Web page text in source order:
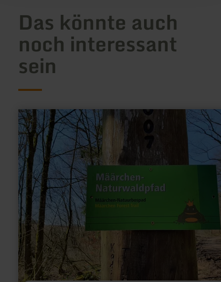
Das könnte auch
noch interessant
sein
mehr
erfahren
zu:
Holzmaar,
Dürres
Maar,
Hetsche
Määrchen